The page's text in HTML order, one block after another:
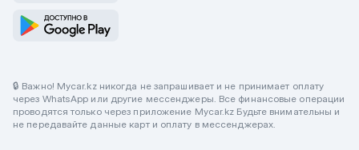
🔒 Важно! Mycar.kz никогда не запрашивает и не принимает оплату
через WhatsApp или другие мессенджеры. Все финансовые операции
проводятся только через приложение Mycar.kz Будьте внимательны и
не передавайте данные карт и оплату в мессенджерах.